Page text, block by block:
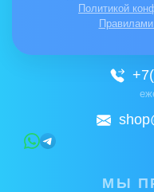
МЫ
Политикой